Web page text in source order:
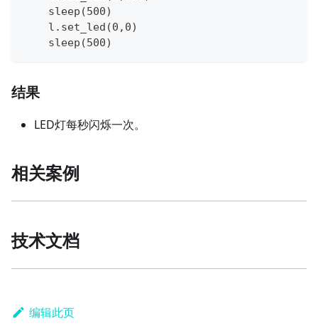
    sleep(500)
    l.set_led(0,0)
    sleep(500)
结果
LED灯每秒闪烁一次。
相关案例
技术文档
编辑此页